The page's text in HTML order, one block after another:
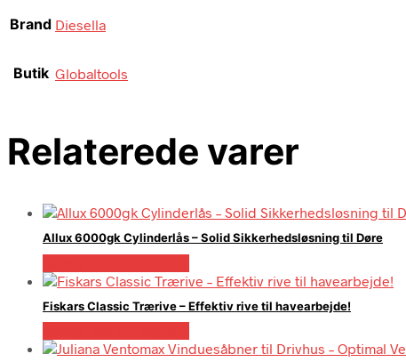
Brand Diesella
Butik Globaltools
Relaterede varer
Allux 6000gk Cylinderlås – Solid Sikkerhedsløsning til Døre
Fiskars Classic Trærive – Effektiv rive til havearbejde!